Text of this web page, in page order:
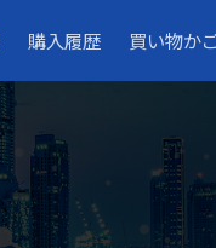
購入履歴 買い物か